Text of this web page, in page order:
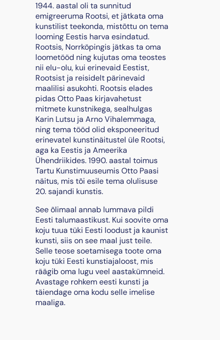
1944. aastal oli ta sunnitud
emigreeruma Rootsi, et jätkata oma
kunstilist teekonda, mistõttu on tema
looming Eestis harva esindatud.
Rootsis, Norrköpingis jätkas ta oma
loometööd ning kujutas oma teostes
nii elu-olu, kui erinevaid Eestist,
Rootsist ja reisidelt pärinevaid
maalilisi asukohti. Rootsis elades
pidas Otto Paas kirjavahetust
mitmete kunstnikega, sealhulgas
Karin Lutsu ja Arno Vihalemmaga,
ning tema tööd olid eksponeeritud
erinevatel kunstinäitustel üle Rootsi,
aga ka Eestis ja Ameerika
Ühendriikides. 1990. aastal toimus
Tartu Kunstimuuseumis Otto Paasi
näitus, mis tõi esile tema olulisuse
20. sajandi kunstis.
See õlimaal annab lummava pildi
Eesti talumaastikust. Kui soovite oma
koju tuua tüki Eesti loodust ja kaunist
kunsti, siis on see maal just teile.
Selle teose soetamisega toote oma
koju tüki Eesti kunstiajaloost, mis
räägib oma lugu veel aastakümneid.
Avastage rohkem eesti kunsti ja
täiendage oma kodu selle imelise
maaliga.